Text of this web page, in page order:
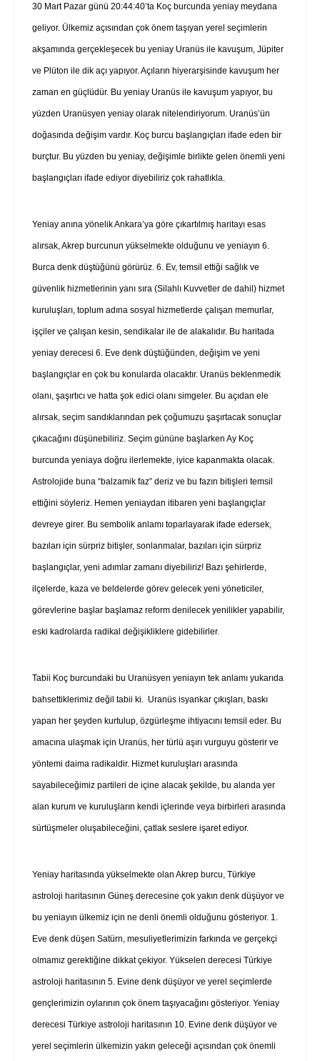
30 Mart Pazar günü 20:44:40’ta Koç burcunda yeniay meydana
geliyor. Ülkemiz açısından çok önem taşıyan yerel seçimlerin
akşamında gerçekleşecek bu yeniay Uranüs ile kavuşum, Jüpiter
ve Plüton ile dik açı yapıyor. Açıların hiyerarşisinde kavuşum her
zaman en güçlüdür. Bu yeniay Uranüs ile kavuşum yapıyor, bu
yüzden Uranüsyen yeniay olarak nitelendiriyorum. Uranüs’ün
doğasında değişim vardır. Koç burcu başlangıçları ifade eden bir
burçtur. Bu yüzden bu yeniay, değişimle birlikte gelen önemli yeni
başlangıçları ifade ediyor diyebiliriz çok rahatlıkla.
Yeniay anına yönelik Ankara’ya göre çıkartılmış haritayı esas
alırsak, Akrep burcunun yükselmekte olduğunu ve yeniayın 6.
Burca denk düştüğünü görürüz. 6. Ev, temsil ettiği sağlık ve
güvenlik hizmetlerinin yanı sıra (Silahlı Kuvvetler de dahil) hizmet
kuruluşları, toplum adına sosyal hizmetlerde çalışan memurlar,
işçiler ve çalışan kesin, sendikalar ile de alakalıdır. Bu haritada
yeniay derecesi 6. Eve denk düştüğünden, değişim ve yeni
başlangıçlar en çok bu konularda olacaktır. Uranüs beklenmedik
olanı, şaşırtıcı ve hatta şok edici olanı simgeler. Bu açıdan ele
alırsak, seçim sandıklarından pek çoğumuzu şaşırtacak sonuçlar
çıkacağını düşünebiliriz. Seçim gününe başlarken Ay Koç
burcunda yeniaya doğru ilerlemekte, iyice kapanmakta olacak.
Astrolojide buna “balzamik faz” deriz ve bu fazın bitişleri temsil
ettiğini söyleriz. Hemen yeniaydan itibaren yeni başlangıçlar
devreye girer. Bu sembolik anlamı toparlayarak ifade edersek,
bazıları için sürpriz bitişler, sonlanmalar, bazıları için sürpriz
başlangıçlar, yeni adımlar zamanı diyebiliriz! Bazı şehirlerde,
ilçelerde, kaza ve beldelerde görev gelecek yeni yöneticiler,
görevlerine başlar başlamaz reform denilecek yenilikler yapabilir,
eski kadrolarda radikal değişikliklere gidebilirler.
Tabii Koç burcundaki bu Uranüsyen yeniayın tek anlamı yukarıda
bahsettiklerimiz değil tabii ki. Uranüs isyankar çıkışları, baskı
yapan her şeyden kurtulup, özgürleşme ihtiyacını temsil eder. Bu
amacına ulaşmak için Uranüs, her türlü aşırı vurguyu gösterir ve
yöntemi daima radikaldir. Hizmet kuruluşları arasında
sayabileceğimiz partileri de içine alacak şekilde, bu alanda yer
alan kurum ve kuruluşların kendi içlerinde veya birbirleri arasında
sürtüşmeler oluşabileceğini, çatlak seslere işaret ediyor.
Yeniay haritasında yükselmekte olan Akrep burcu, Türkiye
astroloji haritasının Güneş derecesine çok yakın denk düşüyor ve
bu yeniayın ülkemiz için ne denli önemli olduğunu gösteriyor. 1.
Eve denk düşen Satürn, mesuliyetlerimizin farkında ve gerçekçi
olmamız gerektiğine dikkat çekiyor. Yükselen derecesi Türkiye
astroloji haritasının 5. Evine denk düşüyor ve yerel seçimlerde
gençlerimizin oylarının çok önem taşıyacağını gösteriyor. Yeniay
derecesi Türkiye astroloji haritasının 10. Evine denk düşüyor ve
yerel seçimlerin ülkemizin yakın geleceği açısından çok önemli